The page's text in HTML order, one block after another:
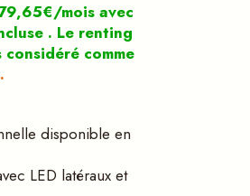
mois avec
. Le renting
comme
disponible en
LED latéraux et